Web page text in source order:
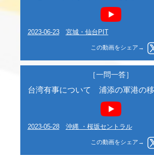
2023-06-23 宮城・仙台PIT
この動画をシェア→
［一問一答］
台湾有事について 浦添の軍港の
2023-05-28 沖縄 ・桜坂セントラル
この動画をシェア→